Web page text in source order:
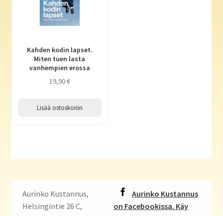
Kahden kodin lapset.
Miten tuen lasta
vanhempien erossa
19,90€
Lisää ostoskoriin
Aurinko Kustannus,
Helsingintie 26 C,
Aurinko Kustannus
on Facebookissa. Käy